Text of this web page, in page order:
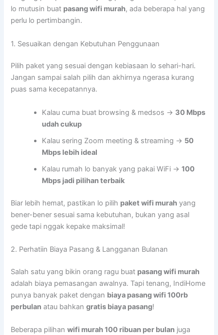
lo mutusin buat pasang wifi murah, ada beberapa hal yang
perlu lo pertimbangin.
1. Sesuaikan dengan Kebutuhan Penggunaan
Pilih paket yang sesuai dengan kebiasaan lo sehari-hari.
Jangan sampai salah pilih dan akhirnya ngerasa kurang
puas sama kecepatannya.
Kalau cuma buat browsing & medsos → 30 Mbps
udah cukup
Kalau sering Zoom meeting & streaming → 50
Mbps lebih ideal
Kalau rumah lo banyak yang pakai WiFi →100
Mbps jadi pilihan terbaik
Biar lebih hemat, pastikan lo pilih paket wifi murah yang
bener-bener sesuai sama kebutuhan, bukan yang asal
gede tapi nggak kepake maksimal!
2. Perhatiin Biaya Pasang & Langganan Bulanan
Salah satu yang bikin orang ragu buat pasang wifi murah
adalah biaya pemasangan awalnya. Tapi tenang, IndiHome
punya banyak paket dengan biaya pasang wifi 100rb
perbulan atau bahkangratis biaya pasang!
Beberapa pilihanwifi murah 100 ribuan per bulan juga